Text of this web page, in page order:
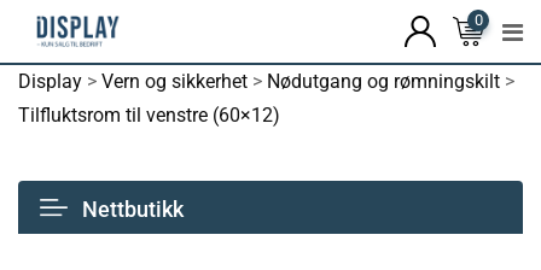
0
Display > Vern og sikkerhet > Nødutgang og rømningskilt >
Tilfluktsrom til venstre (60×12)
Nettbutikk